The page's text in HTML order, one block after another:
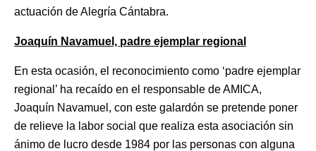
actuación de Alegría Cántabra.
Joaquín Navamuel, padre ejemplar regional
En esta ocasión, el reconocimiento como ‘padre ejemplar
regional’ ha recaído en el responsable de AMICA,
Joaquín Navamuel, con este galardón se pretende poner
de relieve la labor social que realiza esta asociación sin
ánimo de lucro desde 1984 por las personas con alguna